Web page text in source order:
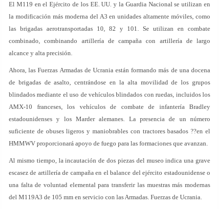
El M119 en el Ejército de los EE. UU. y la Guardia Nacional se utilizan en
la modificación más moderna del A3 en unidades altamente móviles, como
las brigadas aerotransportadas 10, 82 y 101. Se utilizan en combate
combinado, combinando artillería de campaña con artillería de largo
alcance y alta precisión.
Ahora, las Fuerzas Armadas de Ucrania están formando más de una docena
de brigadas de asalto, centrándose en la alta movilidad de los grupos
blindados mediante el uso de vehículos blindados con ruedas, incluidos los
AMX-10 franceses, los vehículos de combate de infantería Bradley
estadounidenses y los Marder alemanes. La presencia de un número
suficiente de obuses ligeros y maniobrables con tractores basados ??en el
HMMWV proporcionará apoyo de fuego para las formaciones que avanzan.
Al mismo tiempo, la incautación de dos piezas del museo indica una grave
escasez de artillería de campaña en el balance del ejército estadounidense o
una falta de voluntad elemental para transferir las muestras más modernas
del M119A3 de 105 mm en servicio con las Armadas. Fuerzas de Ucrania.